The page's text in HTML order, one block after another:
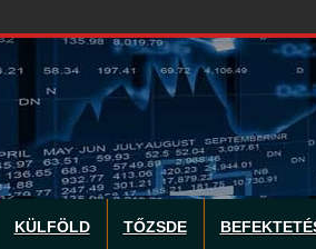
KÜLFÖLD TŐZSDE